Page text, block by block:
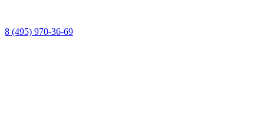
8 (495) 970-36-69